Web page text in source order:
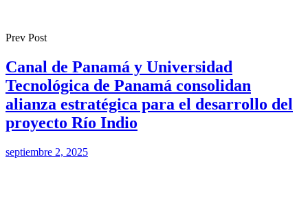
Prev Post
Canal de Panamá y Universidad
Tecnológica de Panamá consolidan
alianza estratégica para el desarrollo del
proyecto Río Indio
septiembre 2, 2025